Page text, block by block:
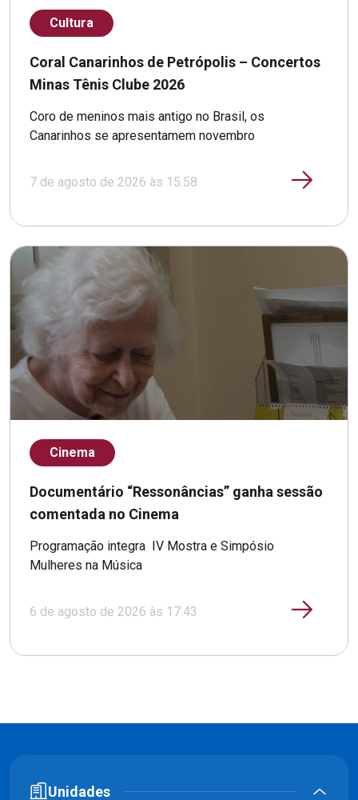
Cultura
Coral Canarinhos de Petrópolis – Concertos
Minas Tênis Clube 2026
Coro de meninos mais antigo no Brasil, os
Canarinhos se apresentamem novembro
7 de agosto de 2026 às 15:58
Cinema
Documentário “Ressonâncias” ganha sessão
comentada no Cinema
Programação integra IV Mostra e Simpósio
Mulheres na Música
6 de agosto de 2026 às 17:43
Unidades